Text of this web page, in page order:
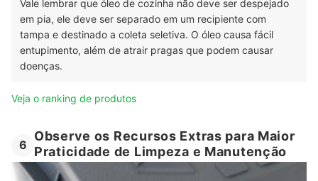
Vale lembrar que óleo de cozinha não deve ser despejado
em pia, ele deve ser separado em um recipiente com
tampa e destinado a coleta seletiva. O óleo causa fácil
entupimento, além de atrair pragas que podem causar
doenças.
Veja o ranking de produtos
6
Observe os Recursos Extras para Maior
Praticidade de Limpeza e Manutenção